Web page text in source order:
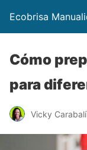
Ecobrisa
Cómo
para
Vicky Carabalí